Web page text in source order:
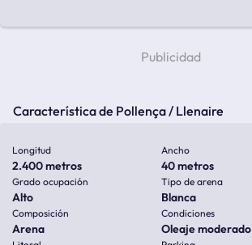
Característica de Pollença / Llenaire
Longitud
2.400 metros
Ancho
40 metros
Grado ocupación
Alto
Tipo de arena
Blanca
Composición
Arena
Condiciones
Oleaje moderado